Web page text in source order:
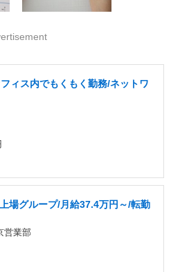
ィス内でもくもく勤務/ネットワ
場グループ/月給37.4万円～/転勤
営業部